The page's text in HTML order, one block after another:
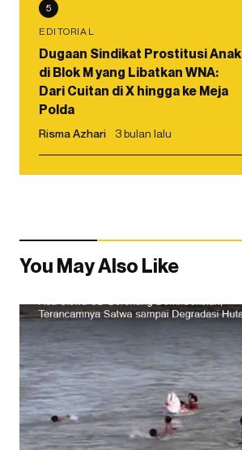
5
EDITORIAL
Dugaan Sindikat Prostitusi Anak
di Blok M yang Libatkan WNA:
Dari Cuitan di X hingga ke Meja
Polda
Risma Azhari 3 bulan lalu
You May Also Like